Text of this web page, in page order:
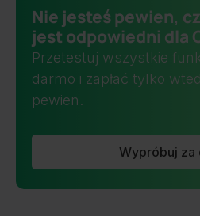
Nie jesteś pewien,
jest odpowiedni dla
Przetestuj wszystkie
darmo i zapłać tylko
pewien.
Wypróbuj za